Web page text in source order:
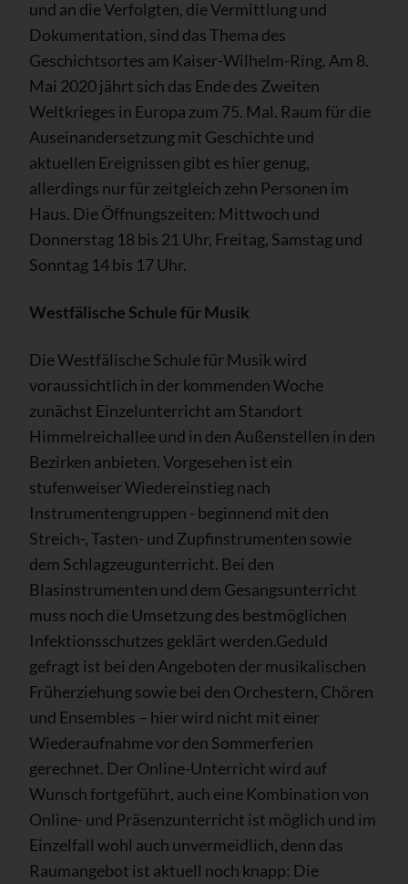
und an die Verfolgten, die Vermittlung und
Dokumentation, sind das Thema des
Geschichtsortes am Kaiser-Wilhelm-Ring. Am 8.
Mai 2020 jährt sich das Ende des Zweiten
Weltkrieges in Europa zum 75. Mal. Raum für die
Auseinandersetzung mit Geschichte und
aktuellen Ereignissen gibt es hier genug,
allerdings nur für zeitgleich zehn Personen im
Haus. Die Öffnungszeiten: Mittwoch und
Donnerstag 18 bis 21 Uhr, Freitag, Samstag und
Sonntag 14 bis 17 Uhr.
Westfälische Schule für Musik
Die Westfälische Schule für Musik wird
voraussichtlich in der kommenden Woche
zunächst Einzelunterricht am Standort
Himmelreichallee und in den Außenstellen in den
Bezirken anbieten. Vorgesehen ist ein
stufenweiser Wiedereinstieg nach
Instrumentengruppen - beginnend mit den
Streich-, Tasten- und Zupfinstrumenten sowie
dem Schlagzeugunterricht. Bei den
Blasinstrumenten und dem Gesangsunterricht
muss noch die Umsetzung des bestmöglichen
Infektionsschutzes geklärt werden.Geduld
gefragt ist bei den Angeboten der musikalischen
Früherziehung sowie bei den Orchestern, Chören
und Ensembles – hier wird nicht mit einer
Wiederaufnahme vor den Sommerferien
gerechnet. Der Online-Unterricht wird auf
Wunsch fortgeführt, auch eine Kombination von
Online- und Präsenzunterricht ist möglich und im
Einzelfall wohl auch unvermeidlich, denn das
Raumangebot ist aktuell noch knapp: Die